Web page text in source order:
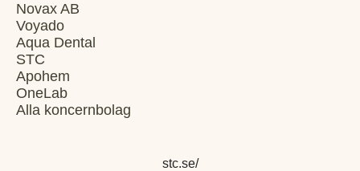
Novax AB
Voyado
Aqua Dental
STC
Apohem
OneLab
Alla koncernbolag
stc.se/